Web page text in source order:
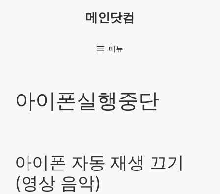
메인닷컴
메뉴
아이폰실행중단
아이폰 자동 재생 끄기
(영상 음악)